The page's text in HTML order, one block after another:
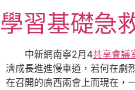
至
主
內
容
學習基礎急
中新網南寧2月4共享會議
濟成長進進慢車道，若何在劇
在召開的廣西兩會上而現在，